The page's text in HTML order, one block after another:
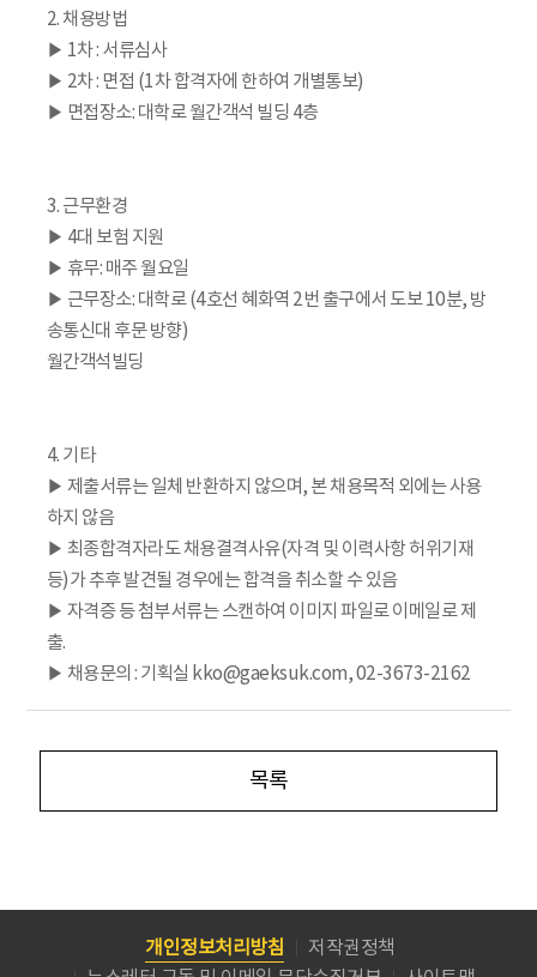
2. 채용방법
▶ 1차 : 서류심사
▶ 2차 : 면접 (1차 합격자에 한하여 개별통보)
▶ 면접장소: 대학로 월간객석 빌딩 4층
3. 근무환경
▶ 4대 보험 지원
▶ 휴무: 매주 월요일
▶ 근무장소: 대학로 (4호선 혜화역 2번 출구에서 도보 10분, 방
송통신대 후문 방향)
월간객석빌딩
4. 기타
▶ 제출서류는 일체 반환하지 않으며, 본 채용목적 외에는 사용
하지 않음
▶ 최종합격자라도 채용결격사유(자격 및 이력사항 허위기재
등)가 추후 발견될 경우에는 합격을 취소할 수 있음
▶ 자격증 등 첨부서류는 스캔하여 이미지 파일로 이메일로 제
출.
▶ 채용문의 : 기획실 kko@gaeksuk.com, 02-3673-2162
목록
개인정보처리방침
저작권정책